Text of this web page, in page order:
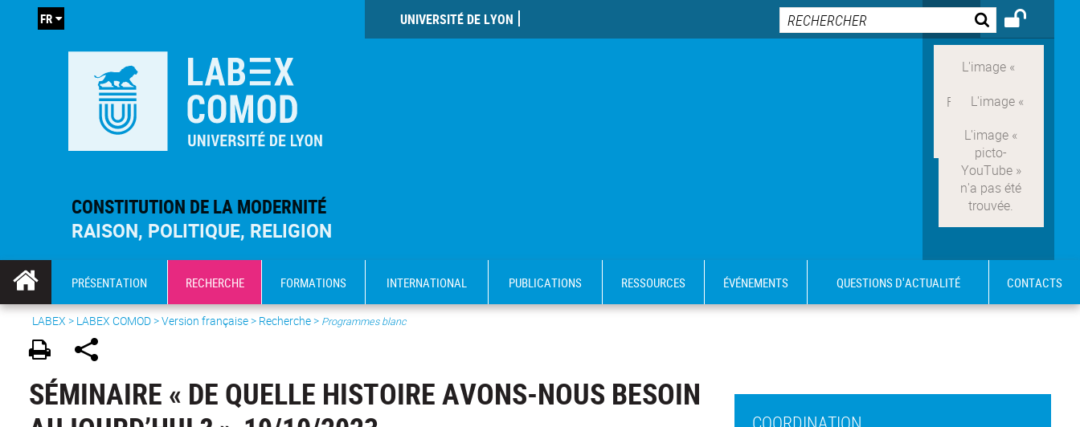
CONSTITUTION DE LA MODERNITÉ
RAISON, POLITIQUE, RELIGION
UNIVERSITÉ DE LYON
FR
PRÉSENTATION RECHERCHE FORMATIONS INTERNATIONAL PUBLICATIONS RESSOURCES ÉVÉNEMENTS QUESTIONS D'ACTUALITÉ CONTACTS
LABEX > LABEX COMOD>Version française> Recherche > Programmes blanc
SÉMINAIRE « DE QUELLE HISTOIRE AVONS-NOUS BESOIN